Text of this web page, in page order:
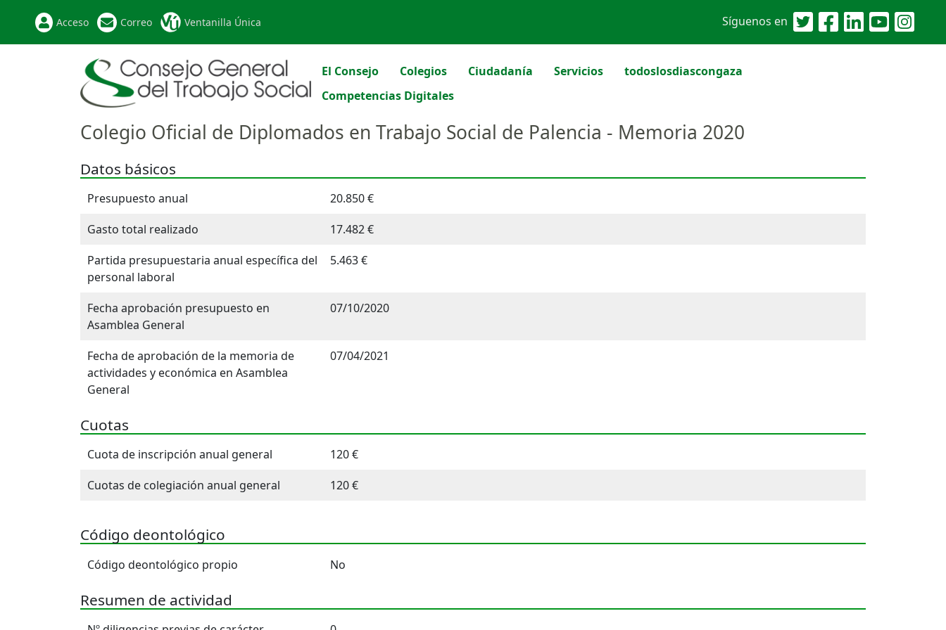
Acceso Correo Ventanilla Única Síguenos en
El Consejo Colegios Ciudadanía Servicios
todoslosdiascongaza
Competencias Digitales
Colegio Oficial de Diplomados en Trabajo Social de Palencia - Memoria 2020
Datos básicos
Presupuesto anual
20.850 €
Gasto total realizado
17.482 €
Partida presupuestaria anual específica del
personal laboral
5.463 €
Fecha aprobación presupuesto en
Asamblea General
07/10/2020
Fecha de aprobación de la memoria de
actividades y económica en Asamblea
General
07/04/2021
Cuotas
Cuota de inscripción anual general
120 €
Cuotas de colegiación anual general
120 €
Código deontológico
Código deontológico propio No
Resumen de actividad